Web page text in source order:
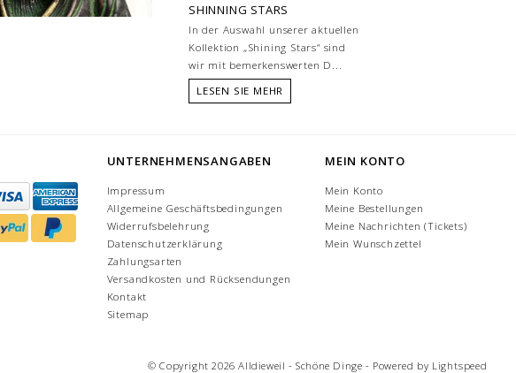
SHINNING STARS
In der Auswahl unserer aktuellen
Kollektion „Shining Stars“ sind
wir mit bemerkenswerten D...
LESEN SIE MEHR
UNTERNEHMENSANGABEN
Impressum
Allgemeine Geschäftsbedingungen
Widerrufsbelehrung
Datenschutzerklärung
Zahlungsarten
Versandkosten und Rücksendungen
Kontakt
Sitemap
MEIN KONTO
Mein Konto
Meine Bestellungen
Meine Nachrichten (Tickets)
Mein Wunschzettel
© Copyright 2026 Alldieweil - Schöne Dinge - Powered by Lightspeed